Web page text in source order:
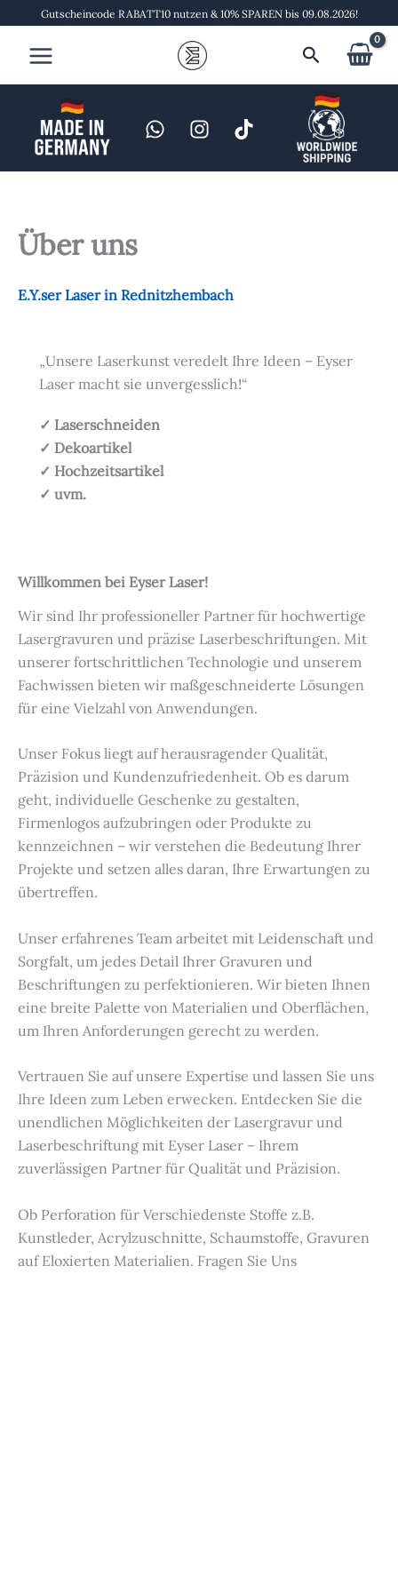
springen
Gutscheincode RABATT10 nutzen & 10% SPAREN bis 09.08.2026!
Suchen
Über uns
E.Y.ser Laser in Rednitzhembach
„Unsere Laserkunst veredelt Ihre Ideen – Eyser
Laser macht sie unvergesslich!“
✓ Laserschneiden
✓ Dekoartikel
✓ Hochzeitsartikel
✓ uvm.
Willkommen bei Eyser Laser!
Wir sind Ihr professioneller Partner für hochwertige
Lasergravuren und präzise Laserbeschriftungen. Mit
unserer fortschrittlichen Technologie und unserem
Fachwissen bieten wir maßgeschneiderte Lösungen
für eine Vielzahl von Anwendungen.
Unser Fokus liegt auf herausragender Qualität,
Präzision und Kundenzufriedenheit. Ob es darum
geht, individuelle Geschenke zu gestalten,
Firmenlogos aufzubringen oder Produkte zu
kennzeichnen – wir verstehen die Bedeutung Ihrer
Projekte und setzen alles daran, Ihre Erwartungen zu
übertreffen.
Unser erfahrenes Team arbeitet mit Leidenschaft und
Sorgfalt, um jedes Detail Ihrer Gravuren und
Beschriftungen zu perfektionieren. Wir bieten Ihnen
eine breite Palette von Materialien und Oberflächen,
um Ihren Anforderungen gerecht zu werden.
Vertrauen Sie auf unsere Expertise und lassen Sie uns
Ihre Ideen zum Leben erwecken. Entdecken Sie die
unendlichen Möglichkeiten der Lasergravur und
Laserbeschriftung mit Eyser Laser – Ihrem
zuverlässigen Partner für Qualität und Präzision.
Ob Perforation für Verschiedenste Stoffe z.B.
Kunstleder, Acrylzuschnitte, Schaumstoffe, Gravuren
auf Eloxierten Materialien. Fragen Sie Uns